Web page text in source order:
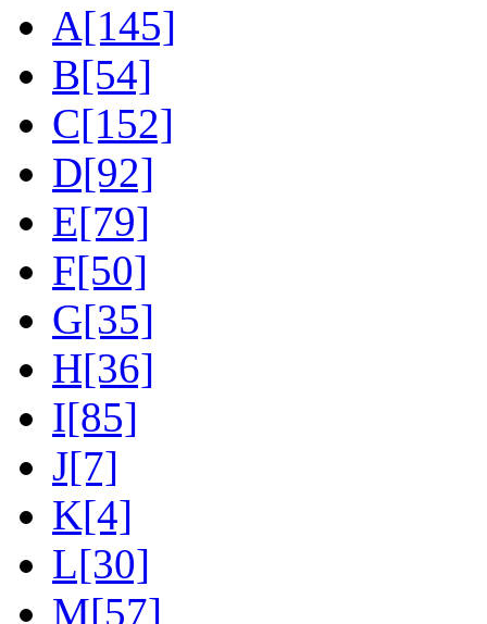
A[145]
B[54]
C[152]
D[92]
E[79]
F[50]
G[35]
H[36]
I[85]
J[7]
K[4]
L[30]
M[57]